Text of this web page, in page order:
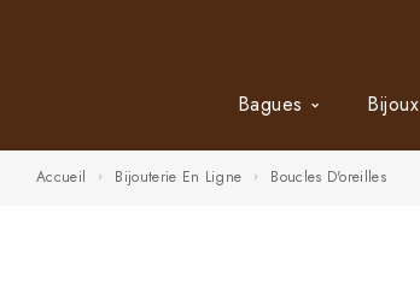
Bagues Bijoux
Accueil Bijouterie En Ligne Boucles D'oreilles